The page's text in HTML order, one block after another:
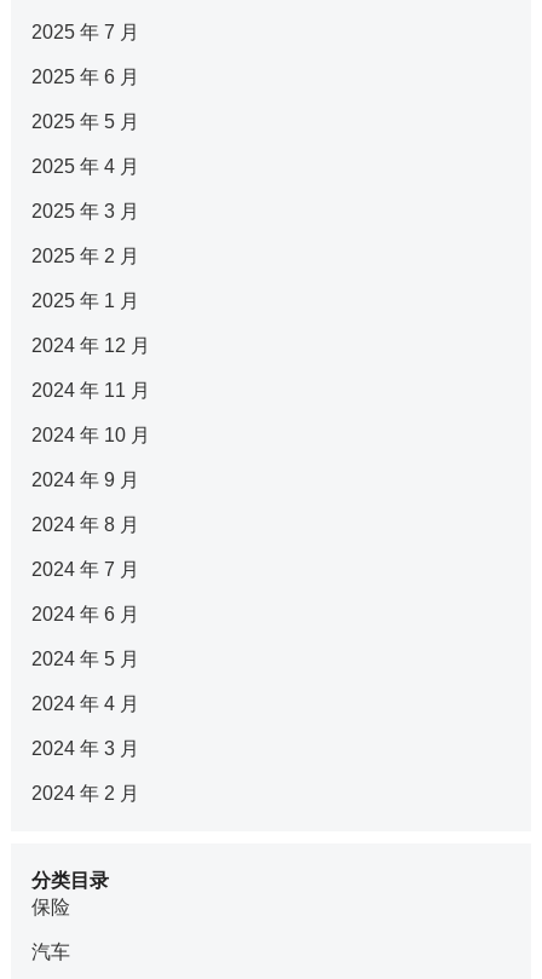
2025 年 7 月
2025 年 6 月
2025 年 5 月
2025 年 4 月
2025 年 3 月
2025 年 2 月
2025 年 1 月
2024 年 12 月
2024 年 11 月
2024 年 10 月
2024 年 9 月
2024 年 8 月
2024 年 7 月
2024 年 6 月
2024 年 5 月
2024 年 4 月
2024 年 3 月
2024 年 2 月
分类目录
保险
汽车